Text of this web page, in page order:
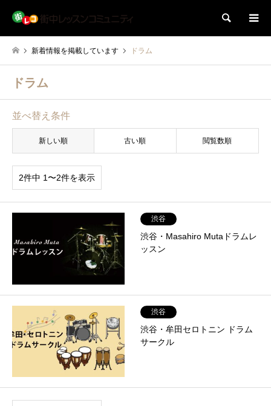
検索
新着情報を掲載しています ドラム
ドラム
並べ替え条件
新しい順 古い順 閲覧数順
2件中 1〜2件を表示
渋谷
渋谷・Masahiro Mutaドラムレ
ッスン
渋谷
渋谷・牟田セロトニン ドラム
サークル